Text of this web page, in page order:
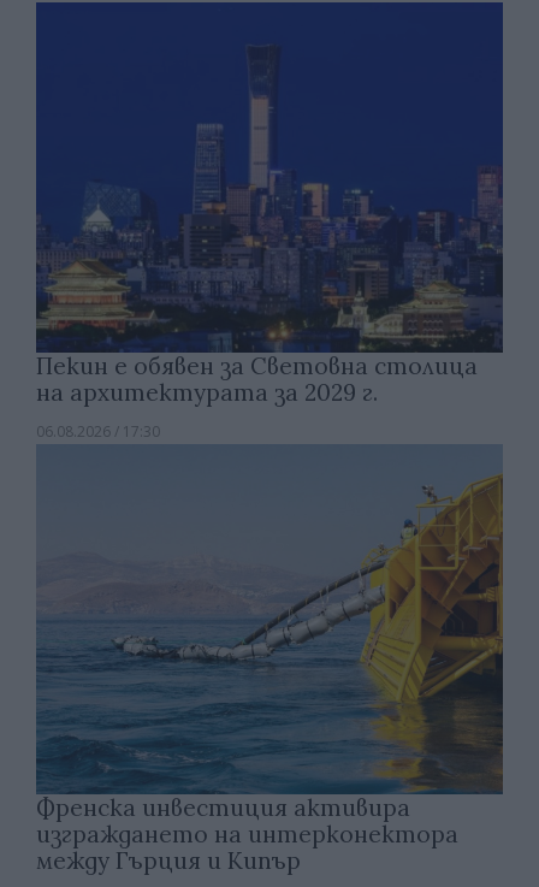
Пекин е обявен за Световна столица
на архитектурата за 2029 г.
06.08.2026 / 17:30
Френска инвестиция активира
изграждането на интерконектора
между Гърция и Кипър